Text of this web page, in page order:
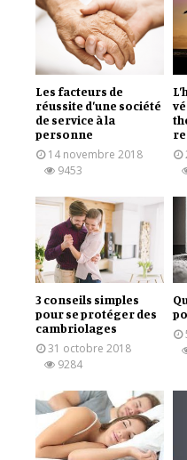
Les facteurs de
réussite d’une société
de service à la
personne
14 novembre 2018
9453
3 conseils simples
pour se protéger des
cambriolages
31 octobre 2018
9284